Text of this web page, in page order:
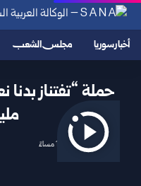
أخبار سوريا مجلس الشعب
2025/10/17 11:59 مساءً